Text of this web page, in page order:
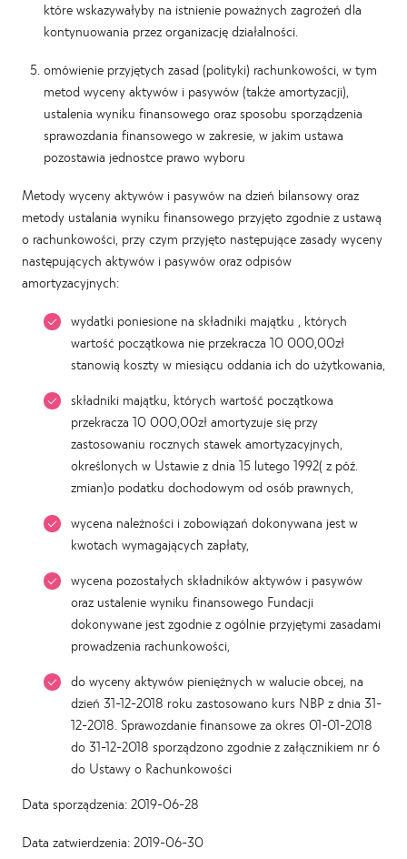
które wskazywałyby na istnienie poważnych zagrożeń dla
kontynuowania przez organizację działalności.
omówienie przyjętych zasad (polityki) rachunkowości, w tym
metod wyceny aktywów i pasywów (także amortyzacji),
ustalenia wyniku finansowego oraz sposobu sporządzenia
sprawozdania finansowego w zakresie, w jakim ustawa
pozostawia jednostce prawo wyboru
Metody wyceny aktywów i pasywów na dzień bilansowy oraz
metody ustalania wyniku finansowego przyjęto zgodnie z ustawą
o rachunkowości, przy czym przyjęto następujące zasady wyceny
następujących aktywów i pasywów oraz odpisów
amortyzacyjnych:
wydatki poniesione na składniki majątku , których
wartość początkowa nie przekracza 10 000,00zł
stanowią koszty w miesiącu oddania ich do użytkowania,
składniki majątku, których wartość początkowa
przekracza 10 000,00zł amortyzuje się przy
zastosowaniu rocznych stawek amortyzacyjnych,
określonych w Ustawie z dnia 15 lutego 1992( z póź.
zmian)o podatku dochodowym od osób prawnych,
wycena należności i zobowiązań dokonywana jest w
kwotach wymagających zapłaty,
wycena pozostałych składników aktywów i pasywów
oraz ustalenie wyniku finansowego Fundacji
dokonywane jest zgodnie z ogólnie przyjętymi zasadami
prowadzenia rachunkowości,
do wyceny aktywów pieniężnych w walucie obcej, na
dzień 31-12-2018 roku zastosowano kurs NBP z dnia 31-
12-2018. Sprawozdanie finansowe za okres 01-01-2018
do 31-12-2018 sporządzono zgodnie z załącznikiem nr 6
do Ustawy o Rachunkowości
Data sporządzenia: 2019-06-28
Data zatwierdzenia: 2019-06-30